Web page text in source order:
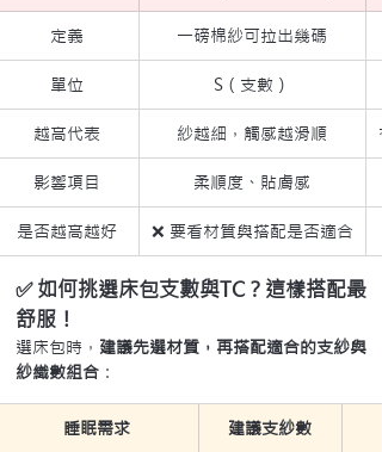
定義 一磅棉紗可拉出幾碼
單位 S（支數）
越高代表 紗越細，觸感越滑順
影響項目 柔順度、貼膚感
是否越高越好 ❌ 要看材質與搭配是否適合
✅ 如何挑選床包支數與TC？這樣搭配最
舒服！
選床包時， 建議先選材質，再搭配適合的支紗與
紗織數組合 ：
睡眠需求 建議支紗數